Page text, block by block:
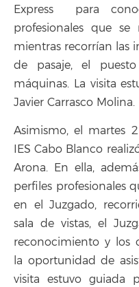
Express para
profesionales que
mientras recorrían las
de pasaje, el
máquinas. La visita
Javier Carrasco Molina.
Asimismo, el martes
IES Cabo Blanco
Arona. En ella,
perfiles profesionales
en el Juzgado,
sala de vistas, el
reconocimiento y los
la oportunidad de
visita estuvo guiada